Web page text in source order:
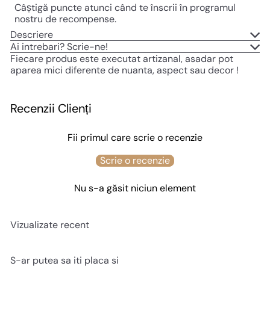
Câștigă puncte atunci când te înscrii în programul
nostru de recompense.
Descriere
Ai intrebari? Scrie-ne!
Fiecare produs este executat artizanal, asadar pot
aparea mici diferente de nuanta, aspect sau decor !
Recenzii Clienți
Fii primul care scrie o recenzie
Scrie o recenzie
Nu s-a găsit niciun element
Vizualizate recent
S-ar putea sa iti placa si